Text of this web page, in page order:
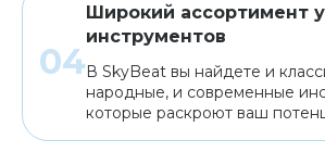
Широкий ассортимент
инструментов
В SkyBeat вы найдете и
народные, и современные
которые раскроют ваш